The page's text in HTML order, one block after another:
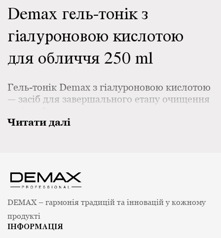
Demax гель-тонік з
гіалуроновою кислотою
для обличчя 250 ml
Гель-тонік Demax з гіалуроновою кислотою
— засіб для завершального етапу очищення
компонентами допомагає підтримувати
Читати далі
DEMAX – гармонія традицій та інновацій у кожному
продукті
ІНФОРМАЦІЯ